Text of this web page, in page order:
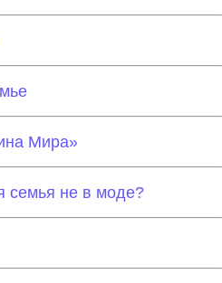
Мира»
семья не в моде?